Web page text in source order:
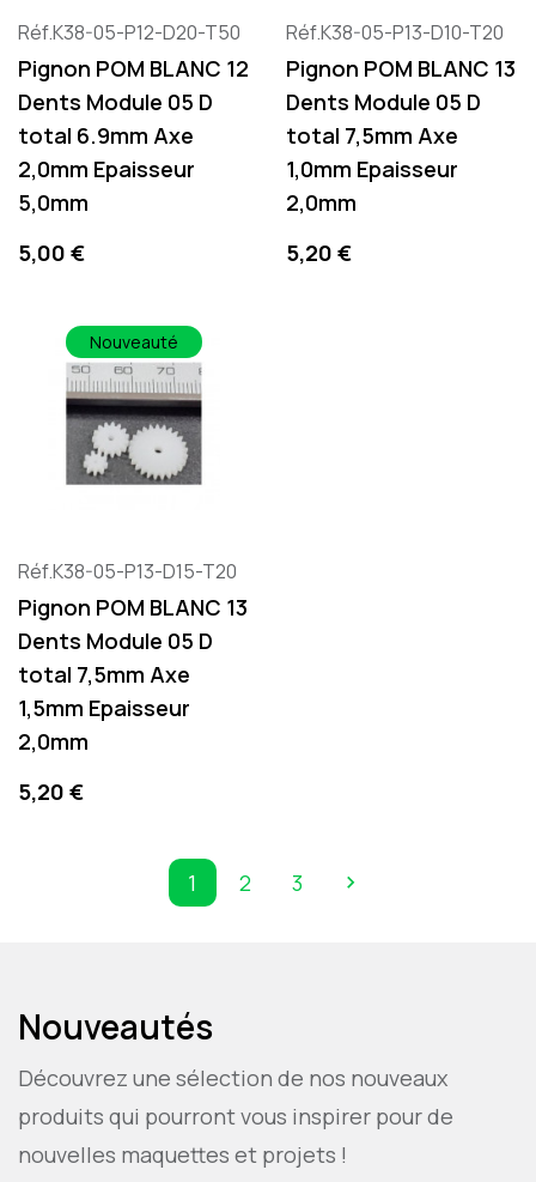
Réf.K38-05-P12-D20-T50
Pignon POM BLANC 12
Dents Module 05 D
total 6.9mm Axe
2,0mm Epaisseur
5,0mm
Preis
5,00 €
Réf.K38-05-P13-D10-T20
Pignon POM BLANC 13
Dents Module 05 D
total 7,5mm Axe
1,0mm Epaisseur
2,0mm
Preis
5,20 €
Réf.K38-05-P13-D15-T20
Pignon POM BLANC 13
Dents Module 05 D
total 7,5mm Axe
1,5mm Epaisseur
2,0mm
Preis
5,20 €
Nouveauté
1 2 3 
Nouveautés
Découvrez une sélection de nos nouveaux
produits qui pourront vous inspirer pour de
nouvelles maquettes et projets !